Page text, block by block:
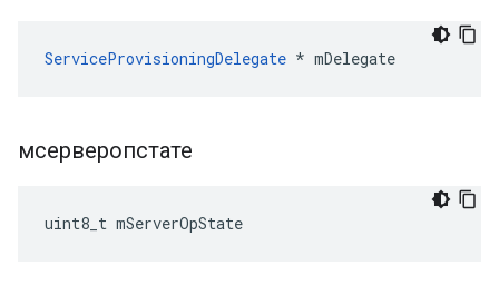
ServiceProvisioningDelegate * mDelegate
мсерверопстате
uint8_t mServerOpState